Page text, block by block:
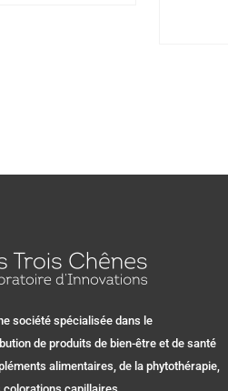
société spécialisée dans le
de produits de bien-être et de santé
alimentaires, de la phytothérapie,